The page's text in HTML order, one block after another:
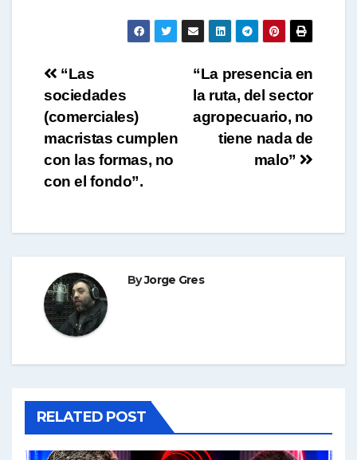
Navegación
de
entradas
“La presencia en
la ruta, del sector
agropecuario, no
tiene nada de
malo”
“Las
sociedades
(comerciales)
macristas cumplen
con las formas, no
con el fondo”.
ByJorge Gres
RELATED POST